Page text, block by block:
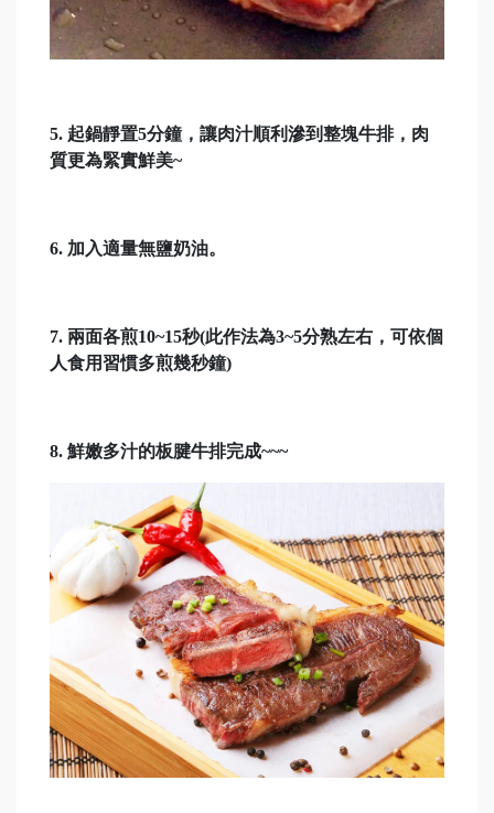
5. 起鍋靜置5分鐘，讓肉汁順利滲到整塊牛排，肉
質更為緊實鮮美~
6. 加入適量無鹽奶油。
7. 兩面各煎10~15秒(此作法為3~5分熟左右，可依個
人食用習慣多煎幾秒鐘)
8. 鮮嫩多汁的板腱牛排完成~~~